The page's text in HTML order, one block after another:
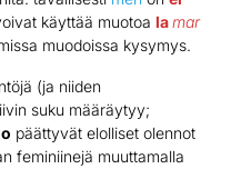
käyttää muotoa lamar
muodoissa kysymys.
(ja niiden
suku määräytyy;
o päättyvät elolliset olennot
feminiinejä muuttamalla